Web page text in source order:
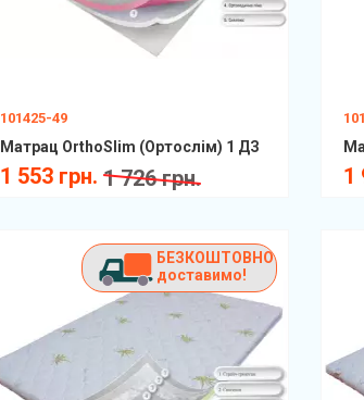
101425-49
Матрац OrthoSlim (Ортослім) 1 ДЗ
1 553 грн. 1 726 грн. 1
БЕЗКОШТОВНО
доставимо!